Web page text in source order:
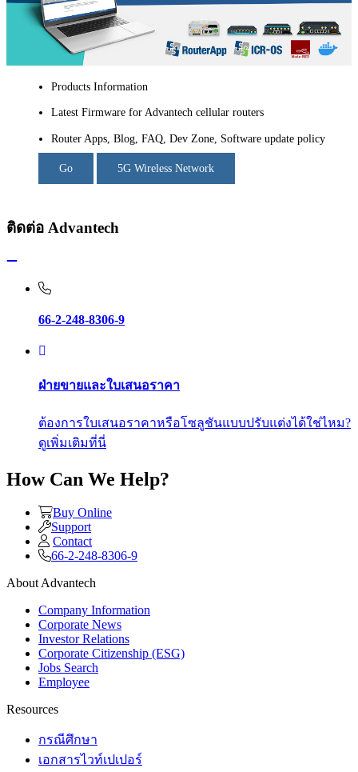
Products Information
Latest Firmware for Advantech cellular routers
Router Apps, Blog, FAQ, Dev Zone, Software update policy
Go 5G Wireless Network
ติดต่อ Advantech
66-2-248-8306-9
ฝ่ายขายและใบเสนอราคา
ต้องการใบเสนอราคาหรือโซลูชันแบบปรับแต่งได้ใช่ไหม?
ดูเพิ่มเติมที่นี่
How Can We Help?
Buy Online
Support
Contact
66-2-248-8306-9
About Advantech
Company Information
Corporate News
Investor Relations
Corporate Citizenship (ESG)
Jobs Search
Employee
Resources
กรณีศึกษา
เอกสารไวท์เปเปอร์